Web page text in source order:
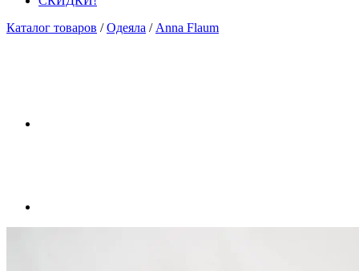
Каталог товаров / Одеяла / Anna Flaum